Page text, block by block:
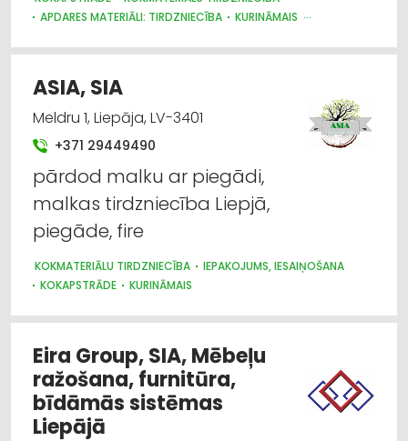
Iekraušanas un izkraušanas tehnika
Labiekārtošana, apzaļumošana
APDARES MATERIĀLI: TIRDZNIECĪBA
KURINĀMAIS
BŪVMATERIĀLU, BŪVKONSTRUKCIJU RAŽOŠANA
ASIA, SIA
Meldru 1, Liepāja, LV-3401
+371 29449490
pārdod malku ar piegādi,
malkas tirdzniecība Liepjā,
piegāde, fire
KOKMATERIĀLU TIRDZNIECĪBA
IEPAKOJUMS, IESAIŅOŠANA
KOKAPSTRĀDE
KURINĀMAIS
Eira Group, SIA, Mēbeļu
ražošana, furnitūra,
bīdāmās sistēmas
Liepājā